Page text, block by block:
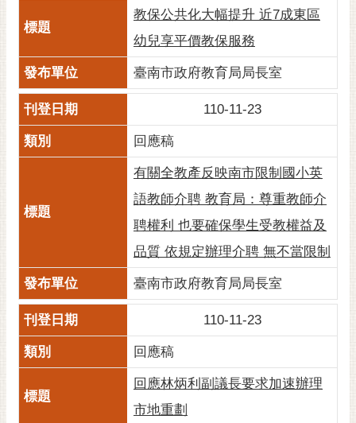
RSS
訂
電
報
信
日
本
語
隱
權
教保公共化大幅提升 近7成東區
幼兒享平價教保服務
臺南市政府教育局局長室
110-11-23
回應稿
有關全教產反映南市限制國小英
語教師介聘 教育局：尊重教師介
聘權利 也要確保學生受教權益及
品質 依規定辦理介聘 無不當限制
臺南市政府教育局局長室
110-11-23
回應稿
回應林炳利副議長要求加速辦理
市地重劃